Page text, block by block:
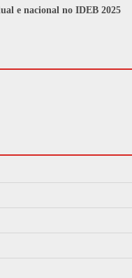
e nacional no IDEB 2025